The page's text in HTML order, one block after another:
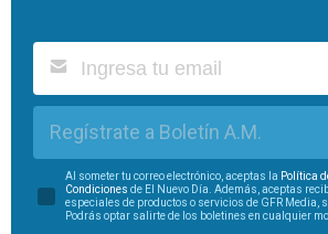
Regístrate a Boletín A.M.
Al someter tu correo electrónico, aceptas la Política
Condiciones de El Nuevo Día. Además, aceptas
especiales de productos o servicios de GFR Media,
Podrás optar salirte de los boletines en cualquier